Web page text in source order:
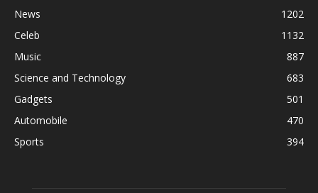
News
1202
Celeb
1132
Music
887
Science and Technology
683
Gadgets
501
Automobile
470
Sports
394